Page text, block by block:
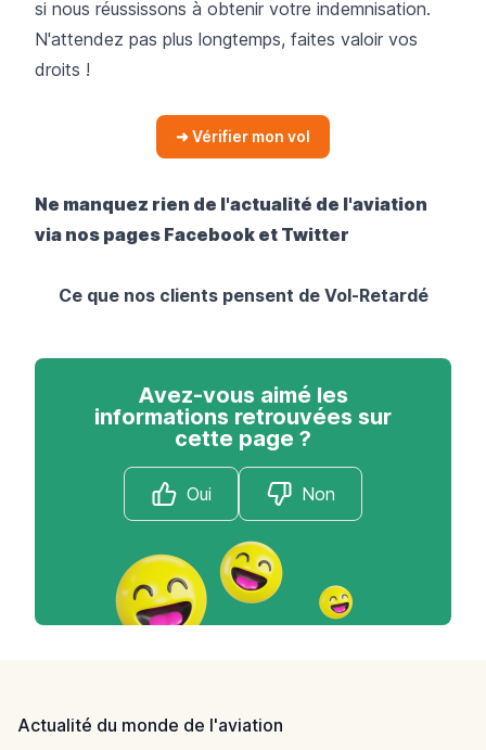
si nous réussissons à obtenir votre indemnisation.
N'attendez pas plus longtemps, faites valoir vos
droits !
➜ Vérifier mon vol
Ne manquez rien de l'actualité de l'aviation
via nos pages Facebook et Twitter
Ce que nos clients pensent de Vol-Retardé
Avez-vous aimé les
informations retrouvées sur
cette page ?
Oui Non
Actualité du monde de l'aviation